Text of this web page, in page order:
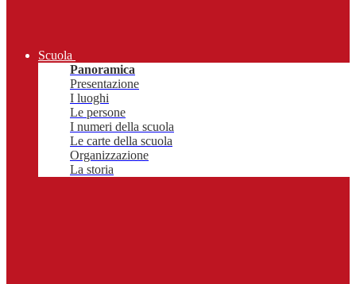
Scuola
Panoramica
Presentazione
I luoghi
Le persone
I numeri della scuola
Le carte della scuola
Organizzazione
La storia